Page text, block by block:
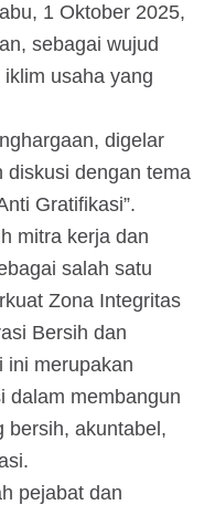
1 Oktober 2025,
sebagai wujud
usaha yang
digelar
diskusi dengan tema
Gratifikasi”.
mitra kerja dan
salah satu
Zona Integritas
Bersih dan
ini merupakan
dalam membangun
bersih, akuntabel,
pejabat dan